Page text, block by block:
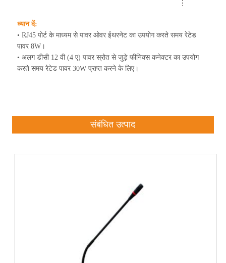
ध्यान दें:
• RJ45 पोर्ट के माध्यम से पावर ओवर ईथरनेट का उपयोग करते समय रेटेड
पावर 8W।
• अलग डीसी 12 वी (4 ए) पावर स्रोत से जुड़े फीनिक्स कनेक्टर का उपयोग
करते समय रेटेड पावर 30W प्राप्त करने के लिए।
संबंधित उत्पाद